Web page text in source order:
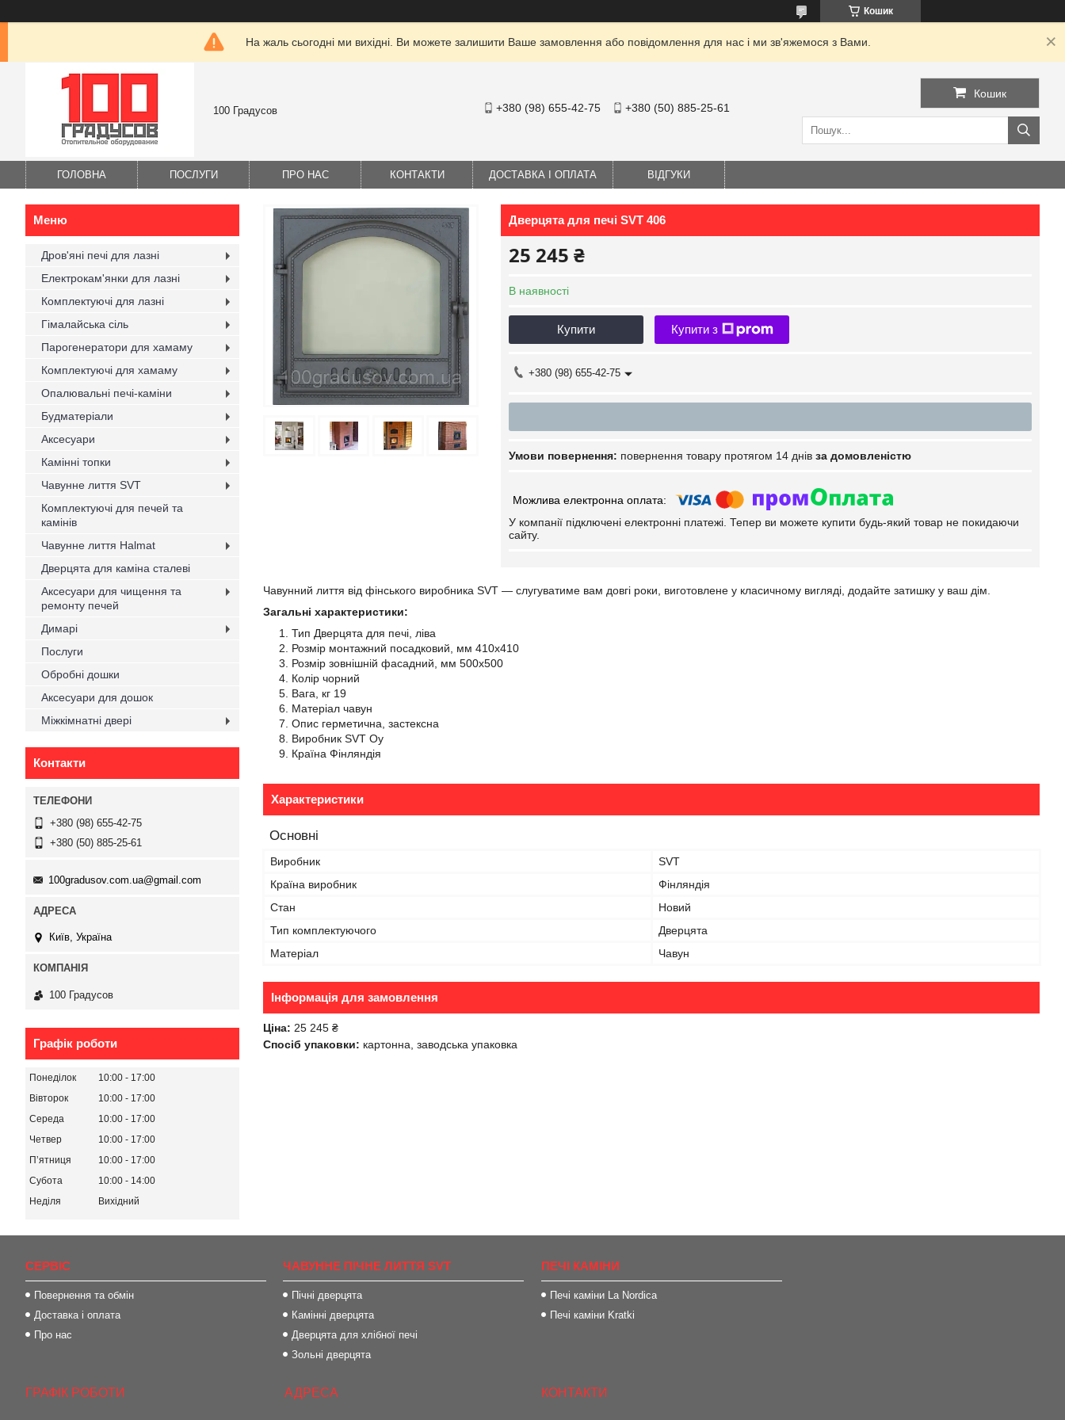
Кошик
На жаль сьогодні ми вихідні. Ви можете залишити Ваше замовлення або повідомлення для нас і ми зв'яжемося з Вами.
100 Градусов +380 (98) 655-42-75 +380 (50) 885-25-61
Кошик
ГОЛОВНА ПОСЛУГИ ПРО НАС КОНТАКТИ ДОСТАВКА І ОПЛАТА ВІДГУКИ
Дверцята для печі SVT 406
25 245 ₴
В наявності
Купити Купити з
+380 (98) 655-42-75
повернення товару протягом 14 днів за домовленістю
У компанії підключені електронні платежі. Тепер ви можете купити будь-який товар не покидаючи
сайту.
Чавунний лиття від фінського виробника SVT — слугуватиме вам довгі роки, виготовлене у класичному вигляді, додайте затишку у ваш дім.
Загальні характеристики:
Тип Дверцята для печі, ліва
Розмір монтажний посадковий, мм 410х410
Розмір зовнішній фасадний, мм 500х500
Колір чорний
Вага, кг 19
Матеріал чавун
Опис герметична, застексна
Виробник SVT Oy
Країна Фінляндія
Характеристики
Основні
Виробник
SVT
Країна виробник
Фінляндія
Стан
Новий
Тип комплектуючого
Дверцята
Матеріал
Чавун
Інформація для замовлення
Ціна: 25 245 ₴
Спосіб упаковки: картонна, заводська упаковка
Дров'яні печі для лазні
Електрокам'янки для лазні
Комплектуючі для лазні
Гімалайська сіль
Парогенератори для хамаму
Комплектуючі для хамаму
Опалювальні печі-каміни
Будматеріали
Аксесуари
Камінні топки
Чавунне лиття SVT
Комплектуючі для печей та
камінів
Чавунне лиття Halmat
Дверцята для каміна сталеві
Аксесуари для чищення та
ремонту печей
Димарі
Послуги
Обробні дошки
Аксесуари для дошок
Міжкімнатні двері
Контакти
+380 (98) 655-42-75
+380 (50) 885-25-61
100gradusov.com.ua@gmail.com
Київ, Україна
100 Градусов
Графік роботи
Понеділок 10:00
17:00
Вівторок
10:00
17:00
Середа
10:00
17:00
Четвер
10:00
17:00
Пʼятниця
10:00
17:00
Субота
10:00
14:00
Неділя
Вихідний
СЕРВІС
Повернення та обмін
Доставка і оплата
Про нас
ЧАВУННЕ ПІЧНЕ ЛИТТЯ SVT
Пічні дверцята
Камінні дверцята
Дверцята для хлібної печі
Зольні дверцята
ПЕЧІ КАМІНИ
Печі каміни La Nordica
Печі каміни Kratki
ГРАФІК РОБОТИ